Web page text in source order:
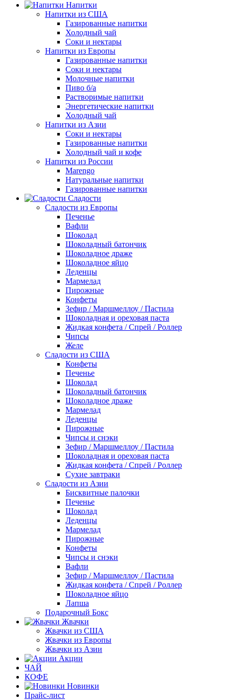
Напитки
Напитки из США
Газированные напитки
Холодный чай
Соки и нектары
Напитки из Европы
Газированные напитки
Соки и нектары
Молочные напитки
Пиво б/а
Растворимые напитки
Энергетические напитки
Холодный чай
Напитки из Азии
Соки и нектары
Газированные напитки
Холодный чай и кофе
Напитки из России
Marengo
Натуральные напитки
Газированные напитки
Сладости
Сладости из Европы
Печенье
Вафли
Шоколад
Шоколадный батончик
Шоколадное драже
Шоколадное яйцо
Леденцы
Мармелад
Пирожные
Конфеты
Зефир / Маршмеллоу / Пастила
Шоколадная и ореховая паста
Жидкая конфета / Спрей / Роллер
Чипсы
Желе
Сладости из США
Конфеты
Печенье
Шоколад
Шоколадный батончик
Шоколадное драже
Мармелад
Леденцы
Пирожные
Чипсы и снэки
Зефир / Маршмеллоу / Пастила
Шоколадная и ореховая паста
Жидкая конфета / Спрей / Роллер
Сухие завтраки
Сладости из Азии
Бисквитные палочки
Печенье
Шоколад
Леденцы
Мармелад
Пирожные
Конфеты
Чипсы и снэки
Вафли
Зефир / Маршмеллоу / Пастила
Жидкая конфета / Спрей / Роллер
Шоколадное яйцо
Лапша
Подарочный Бокс
Жвачки
Жвачки из США
Жвачки из Европы
Жвачки из Азии
Акции
ЧАЙ
КОФЕ
Новинки
Прайс-лист